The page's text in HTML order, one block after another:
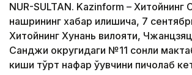
NUR-SULTAN. Kazinform – Хитойнинг
нашрининг хабар қилишича, 7
Хитойнинг Хунань вилояти,
Санджи округидаги №11 сонли
киши тўрт нафар ўқувчини пичоқлаб